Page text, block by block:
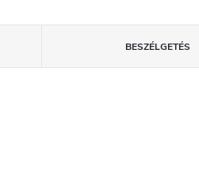
BESZÉLGETÉS